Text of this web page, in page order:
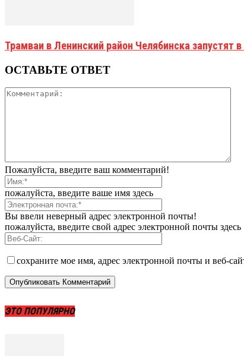
Трамваи в Ленинский район Челябинска запустят
ОСТАВЬТЕ ОТВЕТ
Пожалуйста, введите ваш комментарий!
пожалуйста, введите ваше имя здесь
Вы ввели неверный адрес электронной почты!
пожалуйста, введите свой адрес электронной почты здесь
сохраните мое имя, адрес электронной почты и веб-
ЭТО ПОПУЛЯРНО